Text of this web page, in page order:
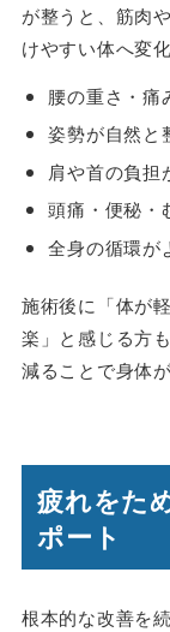
が整うと、筋肉
けやすい体へ変
腰の重さ・痛
姿勢が自然と
肩や首の負担
頭痛・便秘・
全身の循環が
施術後に「体が
楽」と感じる方
減ることで身体
疲れをた
ポート
根本的な改善を